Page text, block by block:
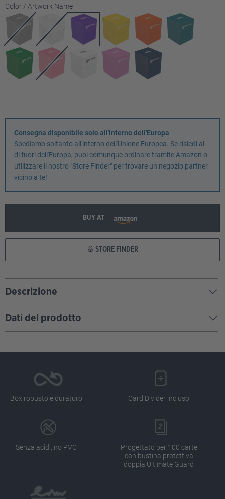
Seleziona
Color / Artwork Name
Consegna disponibile solo all'interno dell'Europa
Spediamo soltanto all'interno dell'Unione Europea. Se risiedi al
di fuori dell'Europa, puoi comunque ordinare tramite Amazon o
utilizzare il nostro "Store Finder" per trovare un negozio partner
vicino a te!
BUY AT
STORE FINDER
Descrizione
Dati del prodotto
Box robusto e duraturo Card Divider incluso
Senza acidi, no PVC
Progettato per 100 carte
con bustina protettiva
doppia Ultimate Guard